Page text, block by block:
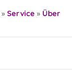
» Service » Über